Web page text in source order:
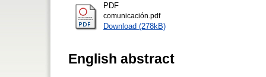
PDF
comunicación.pdf
Download (278kB)
English abstract